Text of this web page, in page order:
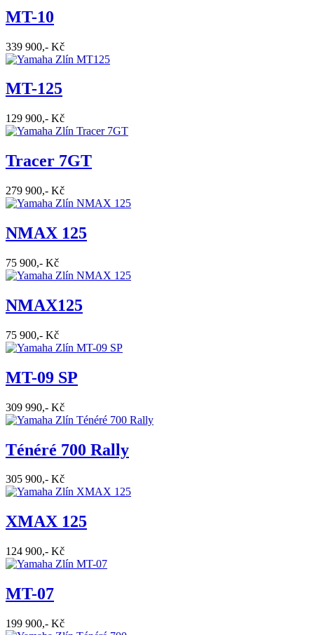
MT-10
339 900,- Kč
MT-125
129 900,- Kč
Tracer 7GT
279 900,- Kč
NMAX 125
75 900,- Kč
NMAX125
75 900,- Kč
MT-09 SP
309 990,- Kč
Ténéré 700 Rally
305 900,- Kč
XMAX 125
124 900,- Kč
MT-07
199 900,- Kč